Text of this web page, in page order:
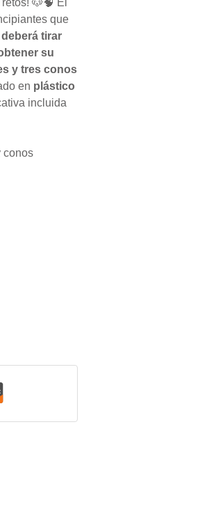
🐶🧠 El
que
deberá tirar
su
y tres conos
en plástico
incluida
conos